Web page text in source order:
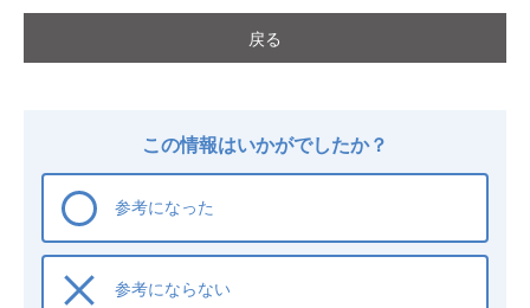
戻る
この情報はいかがでしたか？
参考になった
参考にならない